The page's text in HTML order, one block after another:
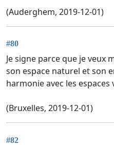
(Auderghem, 2019-12-01)
#80
Je signe parce que je veux
son espace naturel et son
harmonie avec les
(Bruxelles, 2019-12-01)
#82